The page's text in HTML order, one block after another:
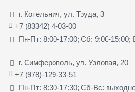
г. Котельнич, ул. Труда, 3
+7 (83342) 4-03-00
Пн-Пт: 8:00-17:00; Сб: 9:00-15:00;
г. Симферополь, ул. Узловая, 20
+7 (978)-129-33-51
Пн-Пт: 8:30-17:30; Сб-Вс: